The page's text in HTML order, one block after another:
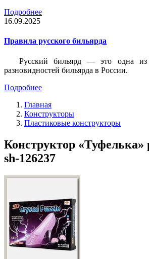
Подробнее
16.09.2025
Правила русского бильярда
Русский бильярд — это одна из
разновидностей бильярда в России.
Подробнее
Главная
Конструкторы
Пластиковые конструкторы
Конструктор «Туфелька»
sh-126237